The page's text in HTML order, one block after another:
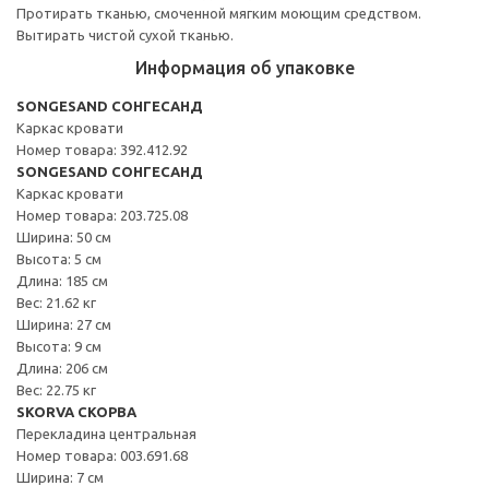
Протирать тканью, смоченной мягким моющим средством.
Вытирать чистой сухой тканью.
Информация об упаковке
SONGESAND СОНГЕСАНД
Каркас кровати
Номер товара: 392.412.92
SONGESAND СОНГЕСАНД
Каркас кровати
Номер товара: 203.725.08
Ширина: 50 см
Высота: 5 см
Длина: 185 см
Вес: 21.62 кг
Ширина: 27 см
Высота: 9 см
Длина: 206 см
Вес: 22.75 кг
SKORVA СКОРВА
Перекладина центральная
Номер товара: 003.691.68
Ширина: 7 см